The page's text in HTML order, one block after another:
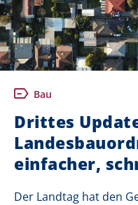
Bau
Drittes
einfacher,
Der Landtag hat den